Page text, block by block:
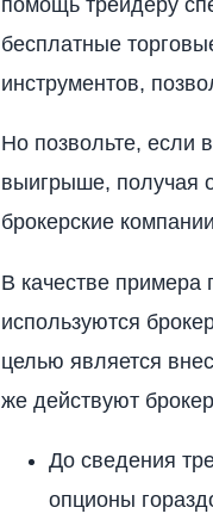
бесплатные
инструментов,
Но позвольте, если
выигрыше, получая
брокерские
В качестве примера
используются
целью является
же действуют
До сведения
опционы